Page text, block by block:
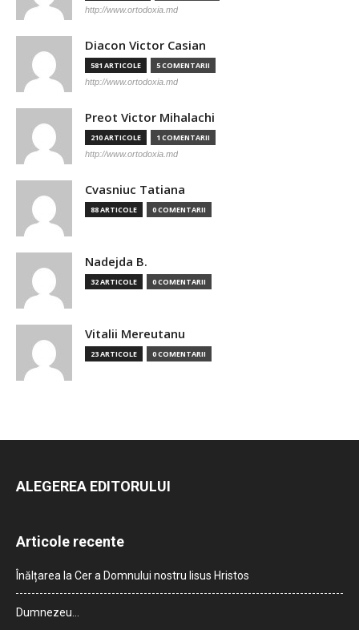
http://www.ortodoxia.md
Diacon Victor Casian
581 ARTICOLE 5 COMENTARII
http://www.ortodoxia.md
Preot Victor Mihalachi
210 ARTICOLE 1 COMENTARII
http://www.ortodoxia.md
Cvasniuc Tatiana
88 ARTICOLE 0 COMENTARII
Nadejda B.
32 ARTICOLE 0 COMENTARII
Vitalii Mereutanu
23 ARTICOLE 0 COMENTARII
ALEGEREA EDITORULUI
Articole recente
Înălțarea la Cer a Domnului nostru Iisus Hristos
Dumnezeu…